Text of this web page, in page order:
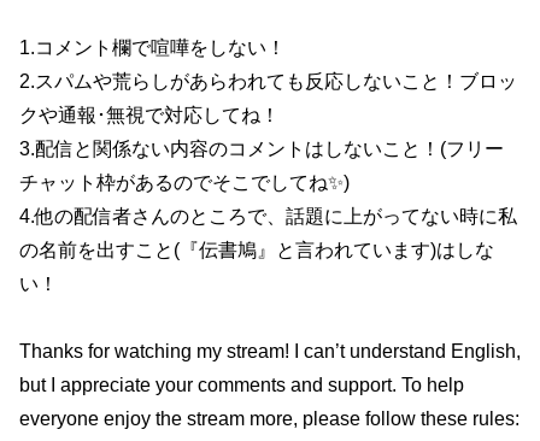
1.コメント欄で喧嘩をしない！
2.スパムや荒らしがあらわれても反応しないこと！ブロッ
クや通報･無視で対応してね！
3.配信と関係ない内容のコメントはしないこと！(フリー
チャット枠があるのでそこでしてね✨)
4.他の配信者さんのところで、話題に上がってない時に私
の名前を出すこと(『伝書鳩』と言われています)はしな
い！
Thanks for watching my stream! I can’t understand English,
but I appreciate your comments and support. To help
everyone enjoy the stream more, please follow these rules: